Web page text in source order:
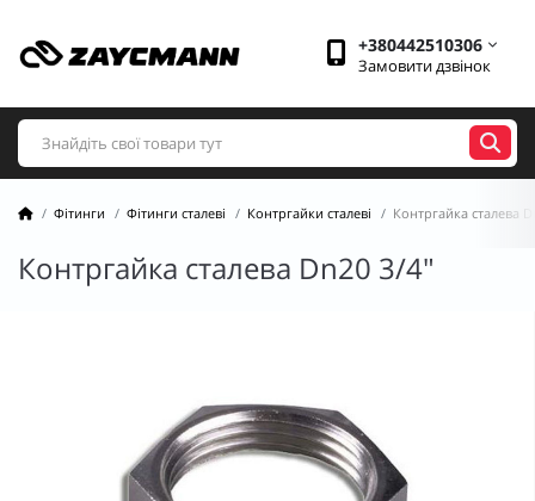
+380442510306
Замовити дзвінок
Фітинги Фітинги сталеві Контргайки сталеві Контргайка сталева
Контргайка сталева Dn20 3/4"